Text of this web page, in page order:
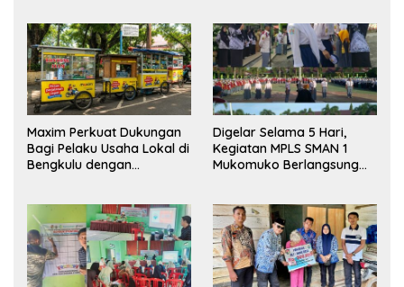
Maxim Perkuat Dukungan
Bagi Pelaku Usaha Lokal di
Bengkulu dengan
Pasar
Digelar Selama 5 Hari,
Kegiatan MPLS SMAN 1
Mukomuko Berlangsung